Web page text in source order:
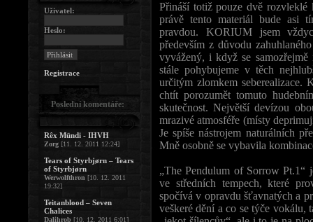
Přináší totiž pouze dvě rozvleklé
právě tento materiál bude asi
pravdou. KORIUM jsem
především z důvodu
vyvážený, i když se
stále pohybujeme v těch
určitým zlomkem
chtít porozumět tomuto
skutečnost. Největší devízou
mrazivé atmosféře (místy
Je spíše nástrojem naturálních
Mně osobně se vybavila
„The Pendulum of Sorrow Pt.1“
ve středních tempech, které
spočívá v opravdu šťavnatých a
veškeré dění a co se týče vokálu,
Uživatel:
Heslo:
Registrace
Poslední komentáře:
Rêx Mündi - IHVH
Zorg [11. 12. 2011 12:24]
Tears of Styrbjørn – Tears
of Styrbjørn
Werwolfthron [10. 12. 2011
19:32]
Teitanblood – Seven
Chalices
Dalihrob [10. 12. 2011 6:01]